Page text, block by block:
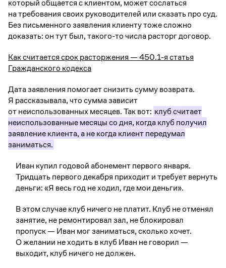
который общается с клиентом, может сослаться
на требования своих руководителей или сказать про суд.
Без письменного заявления клиенту тоже сложно
доказать: он тут был, такого-то числа расторг договор.
Как считается срок расторжения — 450.1-я статья
Гражданского кодекса
Дата заявления помогает снизить сумму возврата.
Я рассказывала, что сумма зависит
от неиспользованных месяцев. Так вот: клуб считает
неиспользованные месяцы со дня, когда клуб получил
заявление клиента, а не когда клиент передумал
заниматься.
Иван купил годовой абонемент первого января.
Тридцать первого декабря приходит и требует вернуть
деньги: «Я весь год не ходил, где мои деньги».
В этом случае клуб ничего не платит. Клуб не отменял
занятие, не ремонтировал зал, не блокировал
пропуск — Иван мог заниматься, сколько хочет.
О желании не ходить в клуб Иван не говорил —
выходит, клуб ничего не должен.